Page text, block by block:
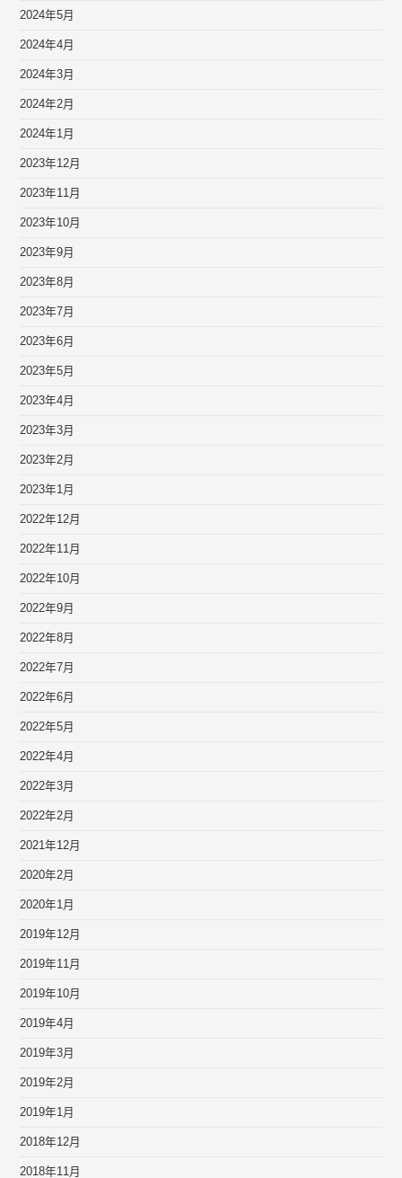
2024年5月
2024年4月
2024年3月
2024年2月
2024年1月
2023年12月
2023年11月
2023年10月
2023年9月
2023年8月
2023年7月
2023年6月
2023年5月
2023年4月
2023年3月
2023年2月
2023年1月
2022年12月
2022年11月
2022年10月
2022年9月
2022年8月
2022年7月
2022年6月
2022年5月
2022年4月
2022年3月
2022年2月
2021年12月
2020年2月
2020年1月
2019年12月
2019年11月
2019年10月
2019年4月
2019年3月
2019年2月
2019年1月
2018年12月
2018年11月